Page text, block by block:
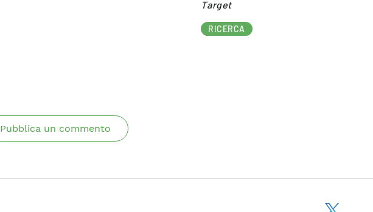
Target​
RICERCA
Pubblica un commento